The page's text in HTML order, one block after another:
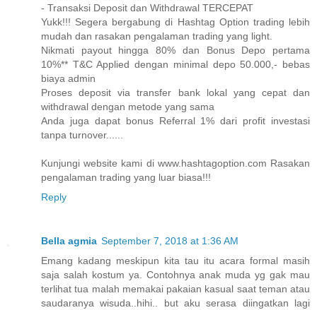
- Transaksi Deposit dan Withdrawal TERCEPAT
Yukk!!! Segera bergabung di Hashtag Option trading lebih
mudah dan rasakan pengalaman trading yang light.
Nikmati payout hingga 80% dan Bonus Depo pertama
10%** T&C Applied dengan minimal depo 50.000,- bebas
biaya admin
Proses deposit via transfer bank lokal yang cepat dan
withdrawal dengan metode yang sama
Anda juga dapat bonus Referral 1% dari profit investasi
tanpa turnover......
Kunjungi website kami di www.hashtagoption.com Rasakan
pengalaman trading yang luar biasa!!!
Reply
Bella agmia September 7, 2018 at 1:36 AM
Emang kadang meskipun kita tau itu acara formal masih
saja salah kostum ya. Contohnya anak muda yg gak mau
terlihat tua malah memakai pakaian kasual saat teman atau
saudaranya wisuda..hihi.. but aku serasa diingatkan lagi